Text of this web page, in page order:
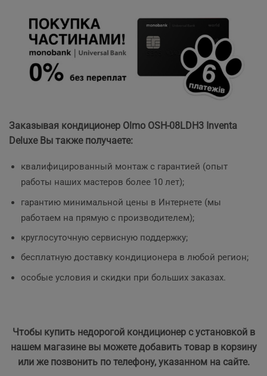
Заказывая кондиционер Olmo OSH-08LDH3 Inventa
Deluxe Вы также получаете:
квалифицированный монтаж с гарантией (опыт
работы наших мастеров более 10 лет);
гарантию минимальной цены в Интернете (мы
работаем на прямую с производителем);
круглосуточную сервисную поддержку;
бесплатную доставку кондиционера в любой регион;
особые условия и скидки при больших заказах.
Чтобы купить недорогой кондиционер с установкой в
нашем магазине вы можете добавить товар в корзину
или же позвонить по телефону, указанном на сайте.